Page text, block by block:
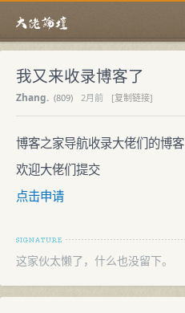
我又来收录博客了
Zhang. (809) 2月前
[复制链接]
博客之家导航收录大佬们的博客
欢迎大佬们提交
点击申请
这家伙太懒了，什么也没留下。